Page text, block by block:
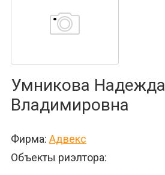
Умникова Надежда
Владимировна
Фирма: Адвекс
Объекты риэлтора: